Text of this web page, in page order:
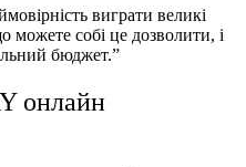
виграти великі
можете собі це дозволити, і
бюджет.”
онлайн